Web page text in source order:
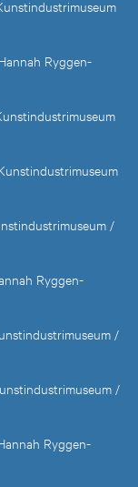
Ryggen-
/
Ryggen-
/
/
Ryggen-